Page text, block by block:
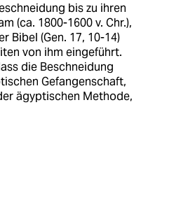
bis zu ihren
(ca. 1800-1600 v. Chr.),
Bibel (Gen. 17, 10-14)
von ihm eingeführt.
die Beschneidung
Gefangenschaft,
ägyptischen Methode,